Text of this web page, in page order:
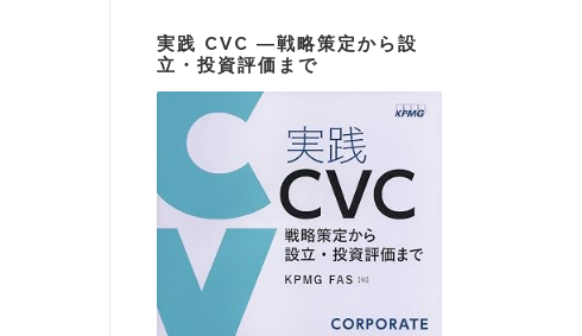
実践 CVC ―戦略策定から設
立・投資評価まで